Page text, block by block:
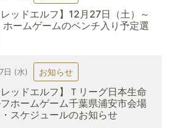
レッドエルフ】12月27日（土）～
ームゲームのベンチ入り予定選
日 (水) お知らせ
レッドエルフ】Ｔリーグ日本生命
ホームゲーム千葉県浦安市会場
スケジュールのお知らせ